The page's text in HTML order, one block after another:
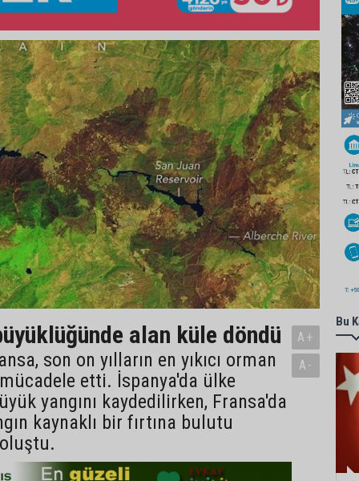
alan küle döndü
son on yılların en yıkıcı orman
etti. İspanya'da ülke
yangını kaydedilirken, Fransa'da
kaynaklı bir fırtına bulutu
A+
A-
Bu